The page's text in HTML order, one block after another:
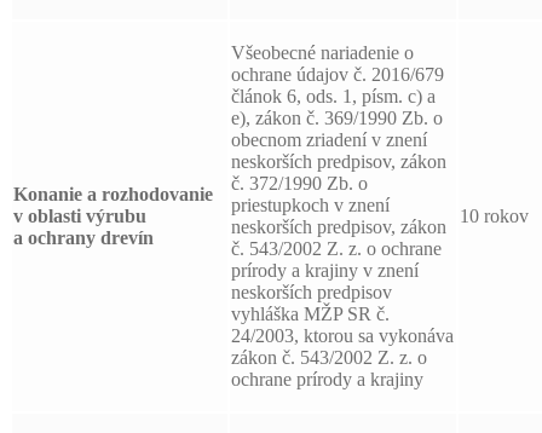
Konanie a rozhodovanie
v oblasti výrubu
a ochrany drevín
Všeobecné nariadenie o
ochrane údajov č. 2016/679
článok 6, ods. 1, písm. c) a
e), zákon č. 369/1990 Zb. o
obecnom zriadení v znení
neskorších predpisov, zákon
č. 372/1990 Zb. o
priestupkoch v znení
neskorších predpisov, zákon
č. 543/2002 Z. z. o ochrane
prírody a krajiny v znení
neskorších predpisov
vyhláška MŽP SR č.
24/2003, ktorou sa vykonáva
zákon č. 543/2002 Z. z. o
ochrane prírody a krajiny
10 rokov